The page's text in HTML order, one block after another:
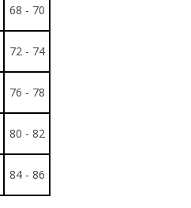
68 - 70
72 - 74
76 - 78
80 - 82
84 - 86